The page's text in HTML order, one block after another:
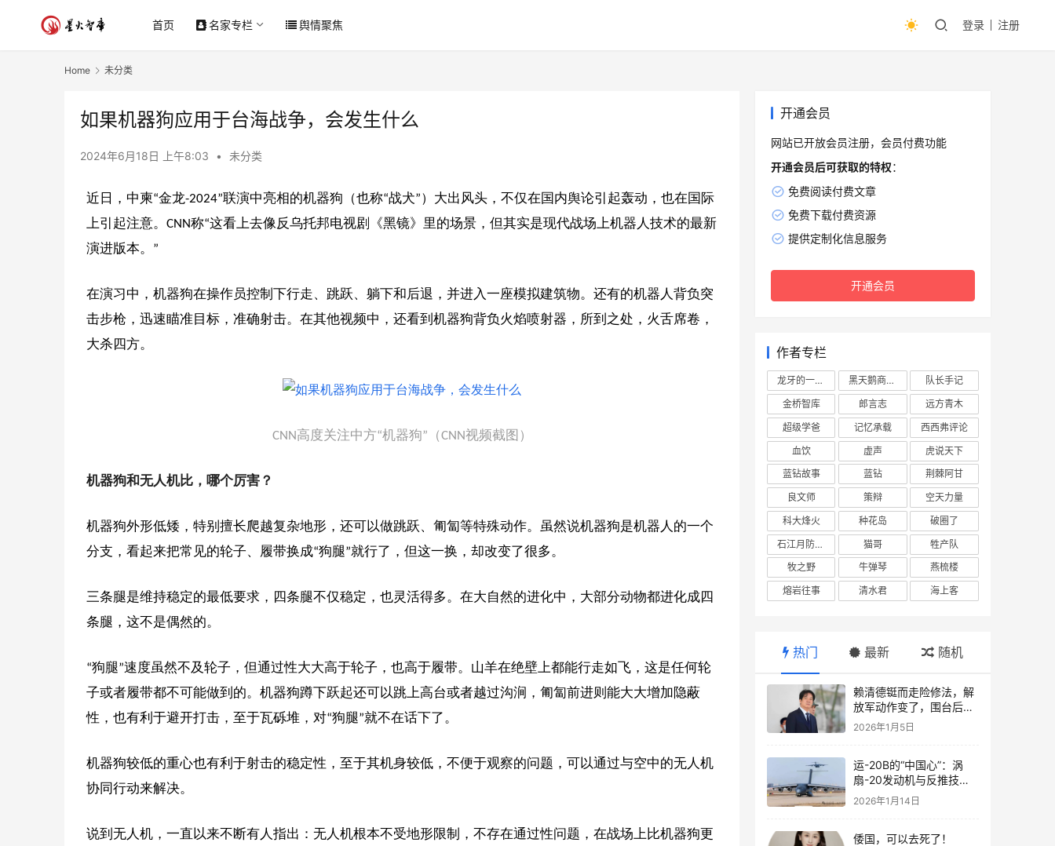
首页 名家专栏 舆情聚焦 登录 注册
Home 未分类
如果机器狗应用于台海战争，会发生什么
2024年6月18日 上午8:03 • 未分类
近日，中柬“金龙-2024”联演中亮相的机器狗（也称“战犬”）大出风头，不仅在国内舆论引起轰动，也在国际
上引起注意。CNN称“这看上去像反乌托邦电视剧《黑镜》里的场景，但其实是现代战场上机器人技术的最新
演进版本。”
在演习中，机器狗在操作员控制下行走、跳跃、躺下和后退，并进入一座模拟建筑物。还有的机器人背负突
击步枪，迅速瞄准目标，准确射击。在其他视频中，还看到机器狗背负火焰喷射器，所到之处，火舌席卷，
大杀四方。
CNN高度关注中方“机器狗”（CNN视频截图）
机器狗和无人机比，哪个厉害？
机器狗外形低矮，特别擅长爬越复杂地形，还可以做跳跃、匍匐等特殊动作。虽然说机器狗是机器人的一个
分支，看起来把常见的轮子、履带换成“狗腿”就行了，但这一换，却改变了很多。
三条腿是维持稳定的最低要求，四条腿不仅稳定，也灵活得多。在大自然的进化中，大部分动物都进化成四
条腿，这不是偶然的。
“狗腿”速度虽然不及轮子，但通过性大大高于轮子，也高于履带。山羊在绝壁上都能行走如飞，这是任何轮
子或者履带都不可能做到的。机器狗蹲下跃起还可以跳上高台或者越过沟涧，匍匐前进则能大大增加隐蔽
性，也有利于避开打击，至于瓦砾堆，对“狗腿”就不在话下了。
机器狗较低的重心也有利于射击的稳定性，至于其机身较低，不便于观察的问题，可以通过与空中的无人机
协同行动来解决。
说到无人机，一直以来不断有人指出：无人机根本不受地形限制，不存在通过性问题，在战场上比机器狗更
开通会员
网站已开放会员注册，会员付费功能
开通会员后可获取的特权：
免费阅读付费文章
免费下载付费资源
提供定制化信息服务
开通会员
作者专栏
龙牙的一座山 黑天鹅商业情报站
队长手记
金桥智库
郎言志
远方青木
超级学爸
记忆承载
西西弗评论
血饮
虚声
虎说天下
蓝钻故事
蓝钻
荆棘阿甘
良文师
策辩
空天力量
科大烽火
种花岛
破圈了
石江月防务观察
猫哥
牲产队
牧之野
牛弹琴
燕梳楼
熔岩往事
清水君 海上客
热门 最新 随机
赖清德铤而走险修法，解
放军动作变了，围台后的
“真正杀招”曝光
2026年1月5日
运-20B的“中国心”：涡
扇-20发动机与反推技术
大突破！
2026年1月14日
倭国，可以去死了！